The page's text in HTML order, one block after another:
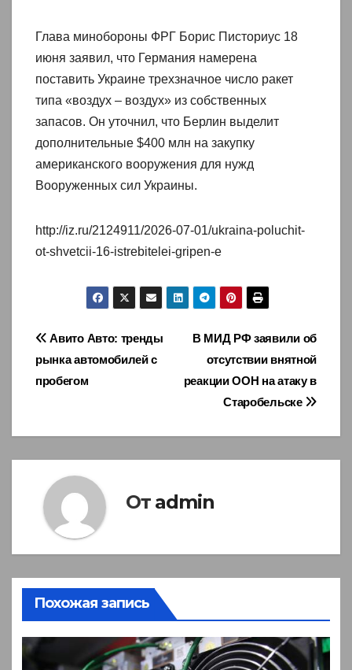
Глава минобороны ФРГ Борис Писториус 18
июня заявил, что Германия намерена
поставить Украине трехзначное число ракет
типа «воздух – воздух» из собственных
запасов. Он уточнил, что Берлин выделит
дополнительные $400 млн на закупку
американского вооружения для нужд
Вооруженных сил Украины.
http://iz.ru/2124911/2026-07-01/ukraina-poluchit-
ot-shvetcii-16-istrebitelei-gripen-e
Навигация
по
В МИД РФ заявили об
отсутствии внятной
реакции ООН на атаку в
Старобельске
Авито Авто: тренды
рынка автомобилей с
пробегом
От admin
Похожая запись